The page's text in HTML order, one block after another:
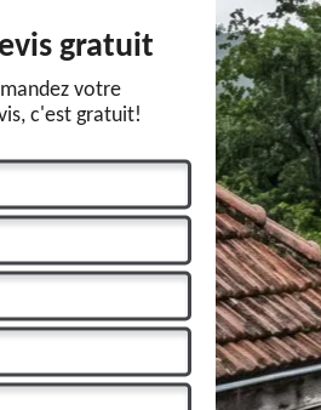
gratuit
votre
c'est gratuit!